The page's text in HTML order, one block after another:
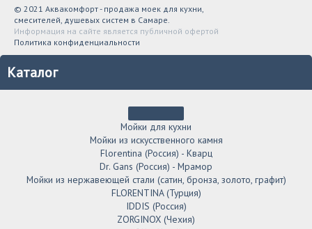
© 2021 Аквакомфорт - продажа моек для кухни,
смесителей, душевых систем в Самаре.
Информация на сайте является публичной офертой
Политика конфиденциальности
Каталог
Мойки для кухни
Мойки из искусственного камня
Florentina (Россия) - Кварц
Dr. Gans (Россия) - Мрамор
Мойки из нержавеющей стали (сатин, бронза, золото, графит)
FLORENTINA (Турция)
IDDIS (Россия)
ZORGINOX (Чехия)